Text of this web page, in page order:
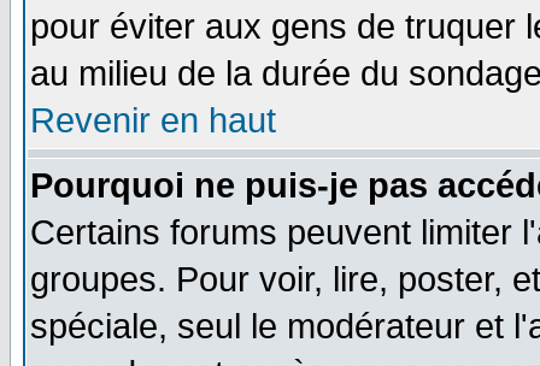
pour éviter aux gens de truquer
au milieu de la durée du
Revenir en haut
Pourquoi ne puis-je pas
Certains forums peuvent limiter
groupes. Pour voir, lire, poster,
spéciale, seul le modérateur et